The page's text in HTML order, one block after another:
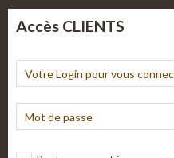
Accès CLIENTS